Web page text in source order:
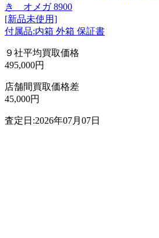
き オメガ 8900
[新品未使用]
付属品:内箱 外箱 保証書
９社平均買取価格
495,000円
店舗間買取価格差
45,000円
査定日:2026年07月07日